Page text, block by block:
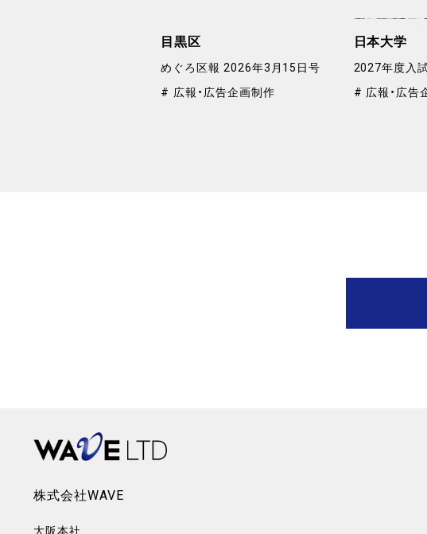
目黒区
めぐろ区報 2026年3月15日号
広報・広告企画制作
日本大学
2027年度入
広報・広告
株式会社WAVE
大阪本社